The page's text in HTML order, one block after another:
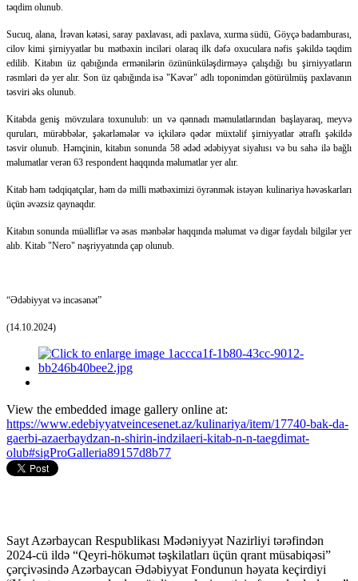
təqdim olunub.
Sucuq, alana, İrəvan kətəsi, saray paxlavası, adi paxlava, xurma südü, Göyçə badamburası,
cilov kimi şirniyyatlar bu mətbəxin inciləri olaraq ilk dəfə oxuculara nəfis şəkildə təqdim
edilib. Kitabın üz qabığında ermənilərin özününküləşdirməyə çalışdığı bu şirniyyatların
rəsmləri də yer alır. Son üz qabığında isə "Kəvər" adlı toponimdən götürülmüş paxlavanın
təsviri əks olunub.
Kitabda geniş mövzulara toxunulub: un və qənnadı məmulatlarından başlayaraq, meyvə
quruları, mürəbbələr, şəkərləmələr və içkilərə qədər müxtəlif şirniyyatlar ətraflı şəkildə
təsvir olunub. Həmçinin, kitabın sonunda 58 ədəd ədəbiyyat siyahısı və bu sahə ilə bağlı
məlumatlar verən 63 respondent haqqında məlumatlar yer alır.
Kitab həm tədqiqatçılar, həm də milli mətbəximizi öyrənmək istəyən kulinariya həvəskarları
üçün əvəzsiz qaynaqdır.
Kitabın sonunda müəlliflər və əsas mənbələr haqqında məlumat və digər faydalı bilgilər yer
alıb. Kitab "Nero" nəşriyyatında çap olunub.
“Ədəbiyyat və incəsənət”
(14.10.2024)
View the embedded image gallery online at:
https://www.edebiyyatveincesenet.az/kulinariya/item/17740-bak-da-
gaerbi-azaerbaydzan-n-shirin-indzilaeri-kitab-n-n-taegdimat-
olub#sigProGalleria89157d8b77
Sayt Azərbaycan Respublikası Mədəniyyət Nazirliyi tərəfindən
2024-cü ildə “Qeyri-hökumət təşkilatları üçün qrant müsabiqəsi”
çərçivəsində Azərbaycan Ədəbiyyat Fondunun həyata keçirdiyi